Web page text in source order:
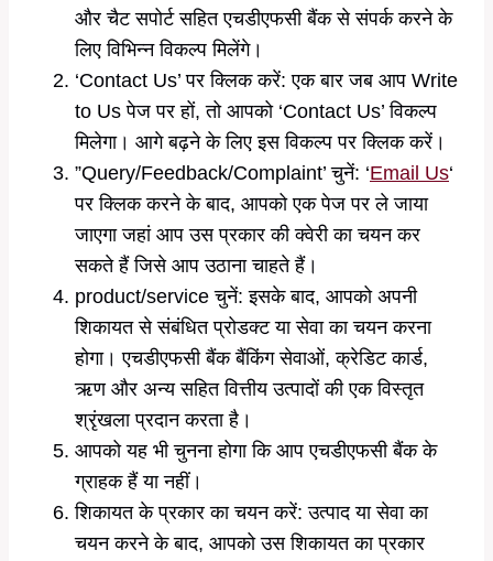
और चैट सपोर्ट सहित एचडीएफसी बैंक से संपर्क करने के
लिए विभिन्न विकल्प मिलेंगे।
‘Contact Us’ पर क्लिक करें: एक बार जब आप Write
to Us पेज पर हों, तो आपको ‘Contact Us’ विकल्प
मिलेगा। आगे बढ़ने के लिए इस विकल्प पर क्लिक करें।
”Query/Feedback/Complaint’ चुनें: ‘Email Us‘
पर क्लिक करने के बाद, आपको एक पेज पर ले जाया
जाएगा जहां आप उस प्रकार की क्वेरी का चयन कर
सकते हैं जिसे आप उठाना चाहते हैं।
product/service चुनें: इसके बाद, आपको अपनी
शिकायत से संबंधित प्रोडक्ट या सेवा का चयन करना
होगा। एचडीएफसी बैंक बैंकिंग सेवाओं, क्रेडिट कार्ड,
ऋण और अन्य सहित वित्तीय उत्पादों की एक विस्तृत
श्रृंखला प्रदान करता है।
आपको यह भी चुनना होगा कि आप एचडीएफसी बैंक के
ग्राहक हैं या नहीं।
शिकायत के प्रकार का चयन करें: उत्पाद या सेवा का
चयन करने के बाद, आपको उस शिकायत का प्रकार